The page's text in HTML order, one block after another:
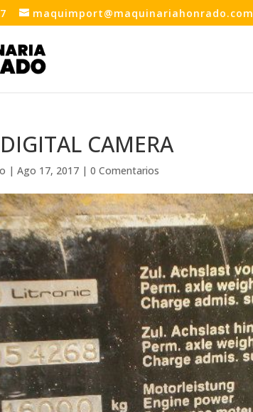
maquimport@maquinariahonrado.com
CAMERA
|Ago 17, 2017 |0 Comentarios